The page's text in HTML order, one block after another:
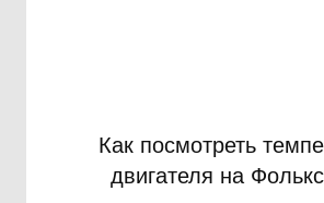
Как посмотреть
двигателя на